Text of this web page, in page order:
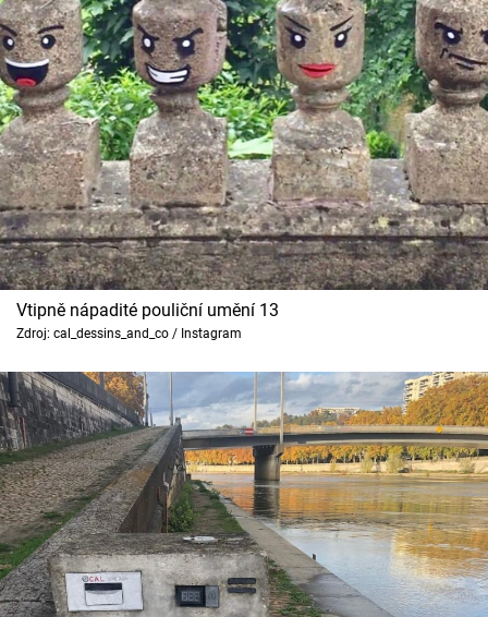
Vtipně nápadité pouliční umění 13
Zdroj: cal_dessins_and_co / Instagram